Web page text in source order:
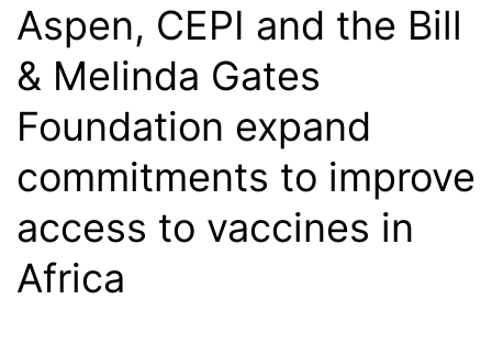
Aspen, CEPI and the Bill
& Melinda Gates
Foundation expand
commitments to improve
access to vaccines in
Africa